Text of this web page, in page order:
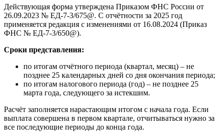
Действующая форма утверждена Приказом ФНС России от
26.09.2023 № ЕД-7-3/675@. С отчётности за 2025 год
применяется редакция с изменениями от 16.08.2024 (Приказ
ФНС № ЕД-7-3/650@).
Сроки представления:
по итогам отчётного периода (квартал, месяц) – не
позднее 25 календарных дней со дня окончания периода;
по итогам налогового периода (год) – не позднее 25
марта года, следующего за истекшим.
Расчёт заполняется нарастающим итогом с начала года. Если
выплата совершена в первом квартале, отчитываться нужно за
все последующие периоды до конца года.